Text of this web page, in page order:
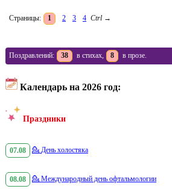
Страницы: 1 2 3 4 Ctrl →
Поздравлений: 38 в стихах, 8 в прозе.
Календарь на 2026 год:
Праздники
07.08 💁 День холостяка
08.08 💁 Международный день офтальмологии